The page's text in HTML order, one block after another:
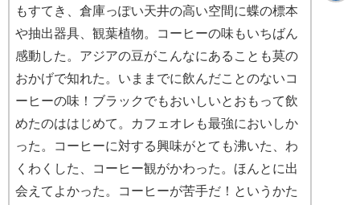
もすてき、倉庫っぽい天井の高い空間に蝶の標本
や抽出器具、観葉植物。コーヒーの味もいちばん
感動した。アジアの豆がこんなにあることも莫の
おかげで知れた。いままでに飲んだことのないコ
ーヒーの味！ブラックでもおいしいとおもって飲
めたのははじめて。カフェオレも最強においしか
った。コーヒーに対する興味がとても沸いた、わ
くわくした、コーヒー観がかわった。ほんとに出
会えてよかった。コーヒーが苦手だ！というかた